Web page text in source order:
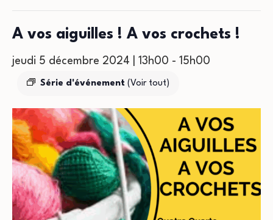
A vos aiguilles ! A vos crochets !
jeudi 5 décembre 2024 | 13h00 - 15h00
Série d'événement (Voir tout)